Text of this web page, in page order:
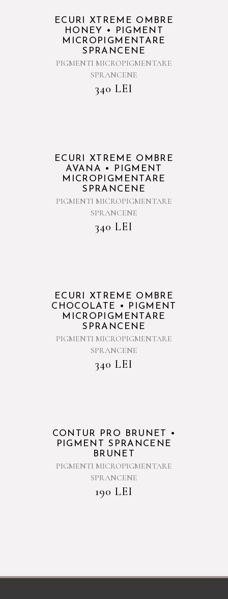
ECURI XTREME OMBRE
HONEY • PIGMENT
MICROPIGMENTARE
SPRANCENE
PIGMENTI MICROPIGMENTARE
SPRANCENE
340 LEI
ECURI XTREME OMBRE
AVANA • PIGMENT
MICROPIGMENTARE
SPRANCENE
PIGMENTI MICROPIGMENTARE
SPRANCENE
340 LEI
ECURI XTREME OMBRE
CHOCOLATE • PIGMENT
MICROPIGMENTARE
SPRANCENE
PIGMENTI MICROPIGMENTARE
SPRANCENE
340 LEI
Sold
CONTUR PRO BRUNET •
PIGMENT SPRANCENE
BRUNET
PIGMENTI MICROPIGMENTARE
SPRANCENE
190 LEI